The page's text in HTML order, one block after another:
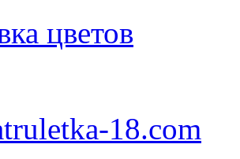
цветов
18.com